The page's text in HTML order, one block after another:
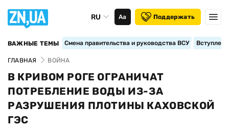
RU Аа Поддержать
ВАЖНЫЕ ТЕМЫ Смена правительства и руководства ВСУ
ГЛАВНАЯ ВОЙНА
В КРИВОМ РОГЕ ОГРАНИЧАТ
ПОТРЕБЛЕНИЕ ВОДЫ ИЗ-ЗА
РАЗРУШЕНИЯ ПЛОТИНЫ КАХОВСКОЙ
ГЭС